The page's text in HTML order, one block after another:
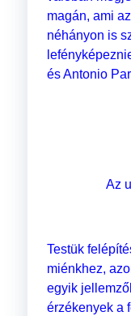
magán, ami
néhányon is
és Antonio
Az
Testük
miénkhez,
egyik
érzékenyek a